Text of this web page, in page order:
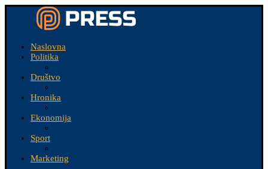
Naslovna
Politika
Društvo
Hronika
Ekonomija
Sport
Marketing